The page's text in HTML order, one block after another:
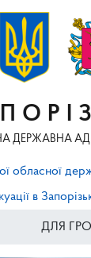
ДЕРЖАВНА
обласної
в
ДЛЯ